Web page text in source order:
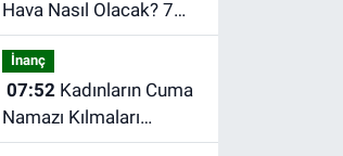
Hava Nasıl Olacak? 7
Ağustos Cuma Ankara
Hava Durumu
İnanç
07:52Kadınların Cuma
Namazı Kılmaları
Gerekiyor mu?